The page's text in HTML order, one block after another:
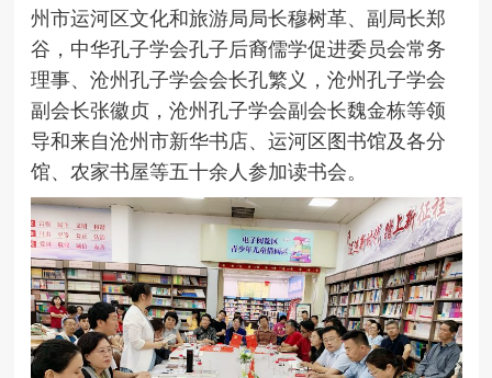
州市运河区文化和旅游局局长穆树革、副局长郑
谷，中华孔子学会孔子后裔儒学促进委员会常务
理事、沧州孔子学会会长孔繁义，沧州孔子学会
副会长张徽贞，沧州孔子学会副会长魏金栋等领
导和来自沧州市新华书店、运河区图书馆及各分
馆、农家书屋等五十余人参加读书会。